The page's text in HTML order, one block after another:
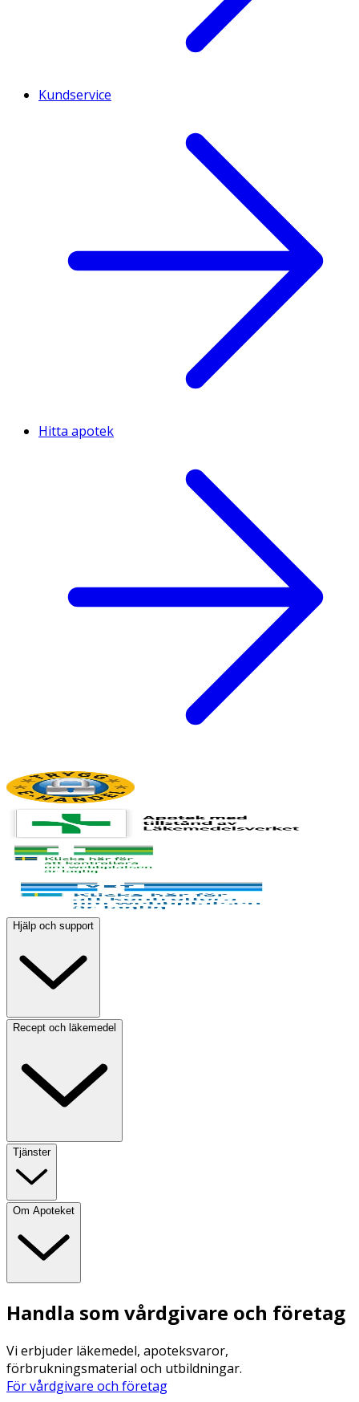
Kundservice
Hitta apotek
Hjälp och support
Recept och läkemedel
Tjänster
Om Apoteket
Handla som vårdgivare och företag
Vi erbjuder läkemedel, apoteksvaror,
förbrukningsmaterial och utbildningar.
För vårdgivare och företag